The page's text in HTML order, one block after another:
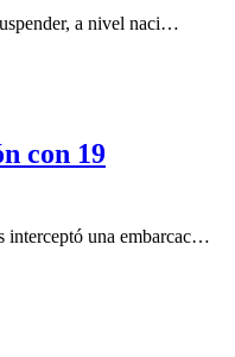
a nivel naci…
con 19
interceptó una embarcac…